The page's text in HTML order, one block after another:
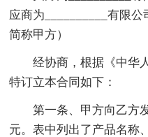
应商为__________有限
简称甲方）
经协商，根据《中华
特订立本合同如下：
第一条、甲方向乙方
元。表中列出了产品名称